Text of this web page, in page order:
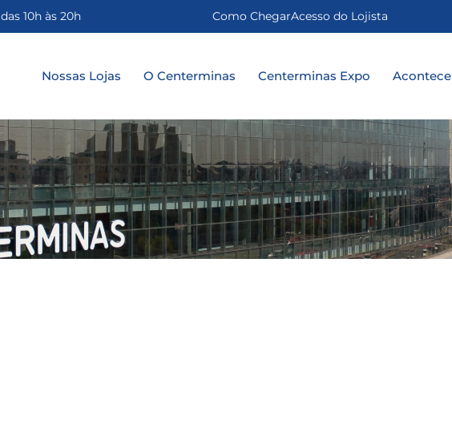
das 10h às 20h Como ChegarAcesso do Lojista
Nossas Lojas O Centerminas Centerminas Expo Acontece